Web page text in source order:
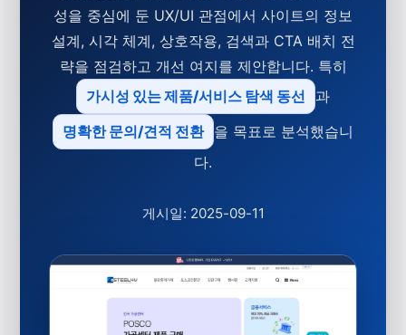
성을 중심에 둔 UX/UI 관점에서 사이트의 정보
설계, 시각 체계, 상호작용, 검색과 CTA 배치 전
략을 점검하고 개선 여지를 제안합니다. 특히
가시성 있는 제품/서비스 탐색 동선
과
명확한 문의/견적 전환 을 목표로 분석했습니
다.
게시일: 2025-09-11